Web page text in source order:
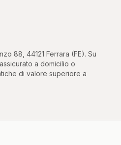
88, 44121 Ferrara (FE). Su
a domicilio o
di valore superiore a